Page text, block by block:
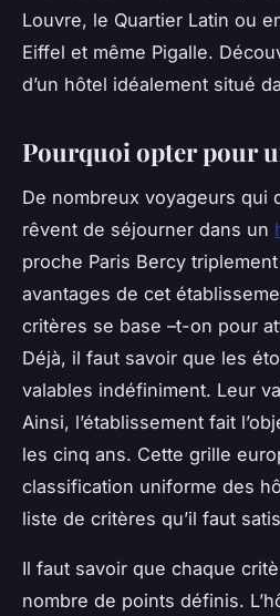
Louvre, le Quartier Latin ou
Eiffel et même Pigalle.
d’un hôtel idéalement situé
Pourquoi opter pour
De nombreux voyageurs qui
rêvent de séjourner dans un
proche Paris Bercy
avantages de cet
critères se base –t-on pour
Déjà, il faut savoir que les
valables indéfiniment. Leur
Ainsi, l’établissement fait
les cinq ans. Cette grille
classification uniforme des
liste de critères qu’il faut
Il faut savoir que chaque
nombre de points définis.